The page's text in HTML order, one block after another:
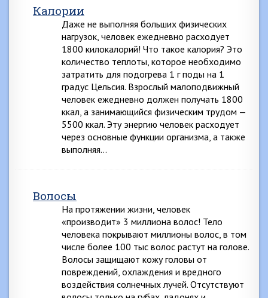
Калории
Даже не выполняя больших физических
нагрузок, человек ежедневно расходует
1800 килокалорий! Что такое калория? Это
количество теплоты, которое необходимо
затратить для подогрева 1 г поды на 1
градус Цельсия. Взрослый малоподвижный
человек ежедневно должен получать 1800
ккал, а занимающийся физическим трудом —
5500 ккал. Эту энергию человек расходует
через основные функции организма, а также
выполняя…
Волосы
На протяжении жизни, человек
«производит» 3 миллиона волос! Тело
человека покрывают миллионы волос, в том
числе более 100 тыс волос растут на голове.
Волосы защищают кожу головы от
повреждений, охлаждения и вредного
воздействия солнечных лучей. Отсутствуют